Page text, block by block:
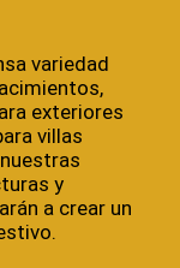
variedad
exteriores
villas
y
a crear un